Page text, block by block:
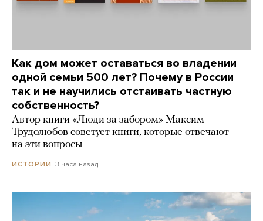
Как дом может оставаться во владении
одной семьи 500 лет? Почему в России
так и не научились отстаивать частную
собственность?
Автор книги «Люди за забором» Максим
Трудолюбов советует книги, которые отвечают
на эти вопросы
ИСТОРИИ 3 часа назад